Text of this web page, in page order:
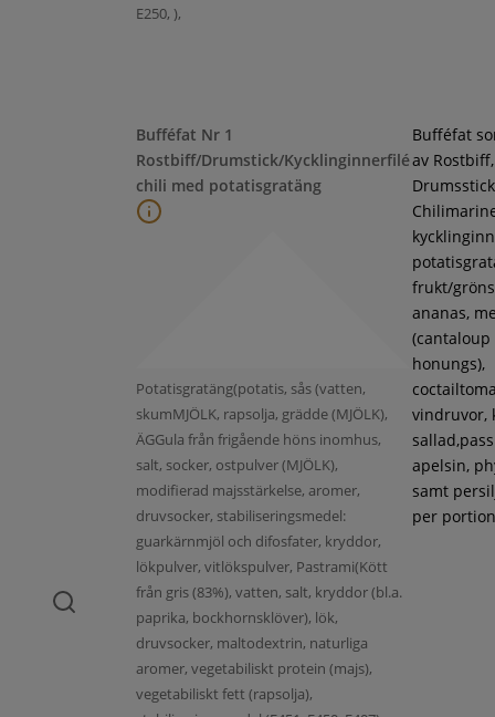
E250, ),
Bufféfat Nr 1
Rostbiff/Drumstick/Kycklinginnerfilé
chili med potatisgratäng
Potatisgratäng(potatis, sås (vatten,
skumMJÖLK, rapsolja, grädde (MJÖLK),
ÄGGula från frigående höns inomhus,
salt, socker, ostpulver (MJÖLK),
modifierad majsstärkelse, aromer,
druvsocker, stabiliseringsmedel:
guarkärnmjöl och difosfater, kryddor,
lökpulver, vitlökspulver, Pastrami(Kött
från gris (83%), vatten, salt, kryddor (bl.a.
paprika, bockhornsklöver), lök,
druvsocker, maltodextrin, naturliga
aromer, vegetabiliskt protein (majs),
vegetabiliskt fett (rapsolja),
Bufféfat
av Rostbiff,
frukt/
ananas,
(cantaloup
honungs),
vindruvor,
apelsin,
samt
per